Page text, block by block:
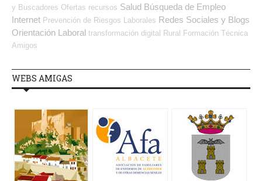
y Buscadores Ofertas recursos Salud Búsqueda de Empleo
Internet Prevención de Riesgos Laborales Redes Sociales y Blogs
Orientación Laboral transformación digital Rural
Formación Técnica
Amigos
WEBS AMIGAS